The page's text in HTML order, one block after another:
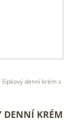
šípkový denní krém s
DENNÍ KRÉM